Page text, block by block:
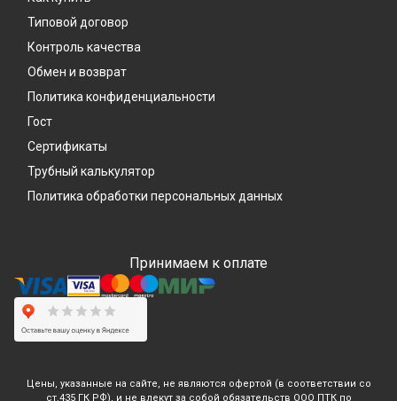
Типовой договор
Контроль качества
Обмен и возврат
Политика конфиденциальности
Гост
Сертификаты
Трубный калькулятор
Политика обработки персональных данных
Принимаем к оплате
Цены, указанные на сайте, не являются офертой (в соответствии со
ст.435 ГК РФ), и не влекут за собой обязательств ООО ПТК по